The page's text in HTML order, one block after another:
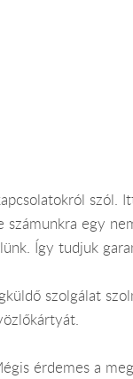
számunkra egy
Így tudjuk
szolgálat
érdemes a